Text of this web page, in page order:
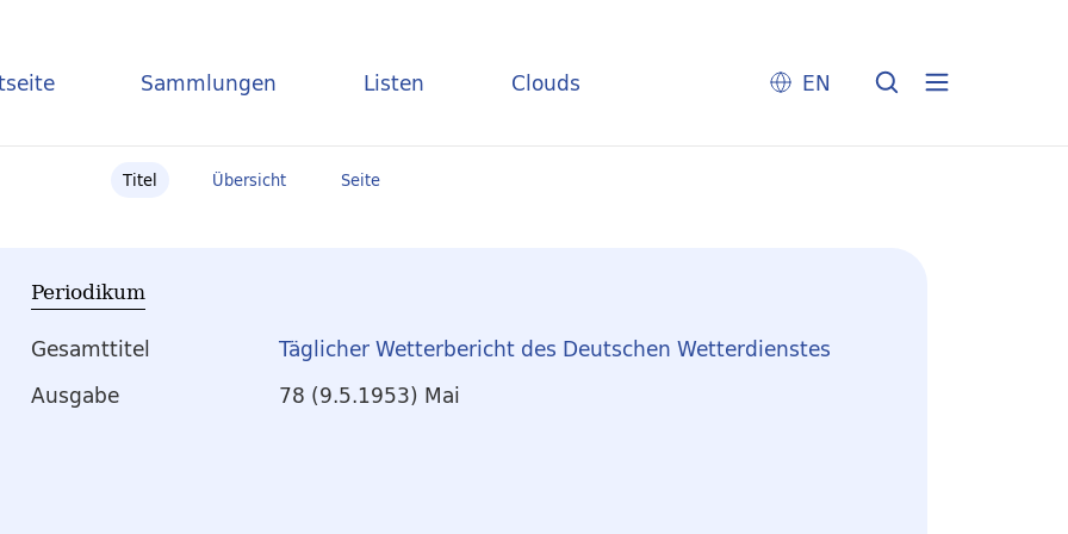
Sammlungen Listen Clouds EN
Titel Übersicht Seite
Periodikum
Gesamttitel
Täglicher Wetterbericht des Deutschen Wetterdienstes
Ausgabe
78 (9.5.1953) Mai